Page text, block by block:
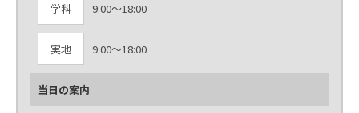
学科 9:00～18:00
実地 9:00～18:00
当日の案内